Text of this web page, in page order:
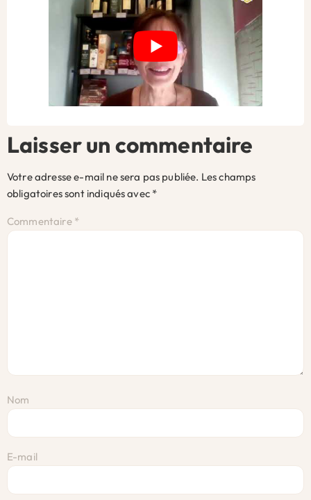
Laisser un commentaire
Votre adresse e-mail ne sera pas publiée. Les champs
obligatoires sont indiqués avec *
Commentaire *
Nom
E-mail